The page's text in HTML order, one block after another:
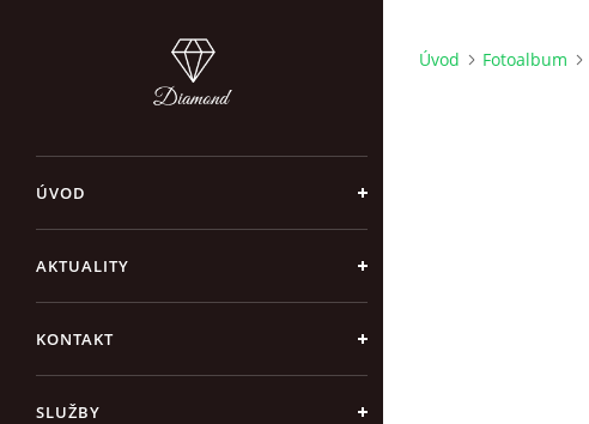
ÚVOD
AKTUALITY
KONTAKT
SLUŽBY
Úvod Fotoalbum